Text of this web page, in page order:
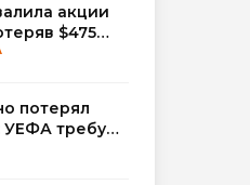
акции
$475
потерял
требует